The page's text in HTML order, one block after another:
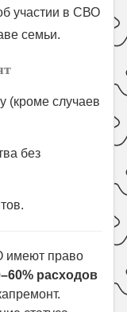
участии в СВО
семьи.
(кроме случаев
без
имеют право
расходов